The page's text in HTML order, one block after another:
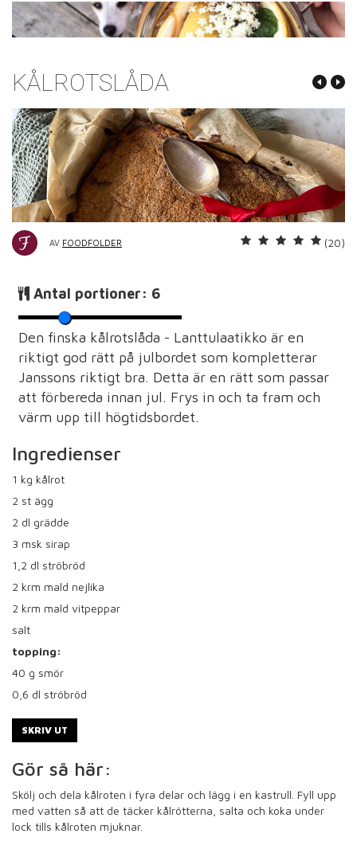
KÅLROTSLÅDA
AV FOODFOLDER (20)
Antal portioner: 6
Den finska kålrotslåda - Lanttulaatikko är en
riktigt god rätt på julbordet som kompletterar
Janssons riktigt bra. Detta är en rätt som passar
att förbereda innan jul. Frys in och ta fram och
värm upp till högtidsbordet.
Ingredienser
1 kg kålrot
2 st ägg
2 dl grädde
3 msk sirap
1,2 dl ströbröd
2 krm mald nejlika
2 krm mald vitpeppar
salt
topping:
40 g smör
0,6 dl ströbröd
SKRIV UT
Gör så här:
Skölj och dela kålroten i fyra delar och lägg i en kastrull. Fyll upp
med vatten så att de täcker kålrötterna, salta och koka under
lock tills kålroten mjuknar.